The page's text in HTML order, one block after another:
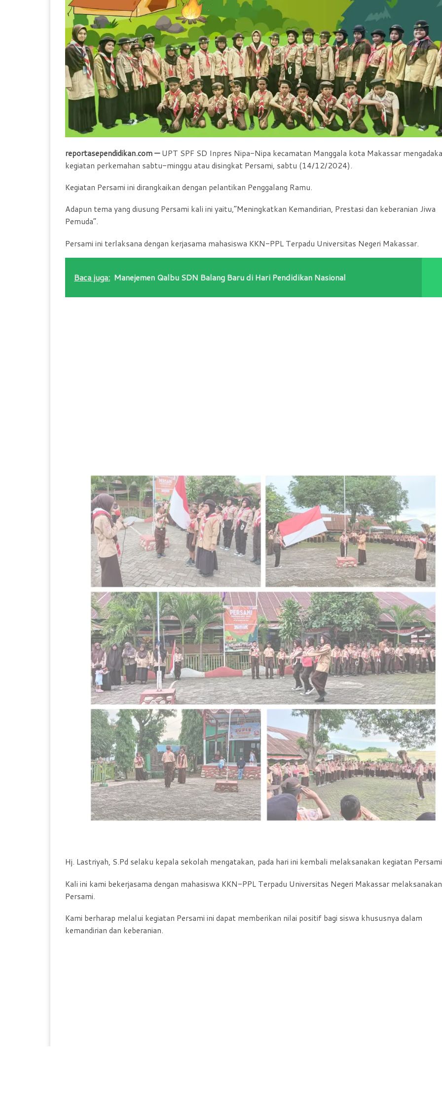
reportasependidikan.com —UPT SPF SD Inpres Nipa-Nipa kecamatan Manggala kota Makassar
kegiatan perkemahan sabtu-minggu atau disingkat Persami, sabtu (14/12/2024).
Kegiatan Persami ini dirangkaikan dengan pelantikan Penggalang Ramu.
Adapun tema yang diusung Persami kali ini yaitu,”Meningkatkan Kemandirian, Prestasi dan keberanian Jiwa
Pemuda”.
Persami ini terlaksana dengan kerjasama mahasiswa KKN-PPL Terpadu Universitas Negeri Makassar.
Baca juga: Manejemen Qalbu SDN Balang Baru di Hari Pendidikan Nasional
Hj. Lastriyah, S.Pd selaku kepala sekolah mengatakan, pada hari ini kembali melaksanakan kegiatan
Kali ini kami bekerjasama dengan mahasiswa KKN-PPL Terpadu Universitas Negeri Makassar melaksanakan
Persami.
Kami berharap melalui kegiatan Persami ini dapat memberikan nilai positif bagi siswa khususnya dalam
kemandirian dan keberanian.